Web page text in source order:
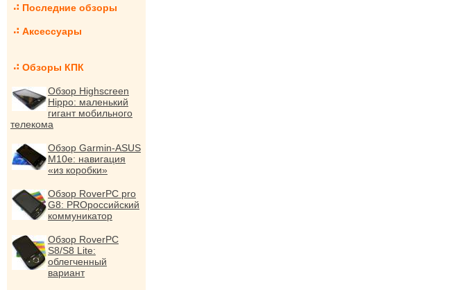
Последние обзоры
Аксессуары
Обзоры КПК
Обзор Highscreen
Hippo: маленький
гигант мобильного
телекома
Обзор Garmin-ASUS
M10e: навигация
«из коробки»
Обзор RoverPC pro
G8: PROроссийский
коммуникатор
Обзор RoverPC
S8/S8 Lite:
облегченный
вариант